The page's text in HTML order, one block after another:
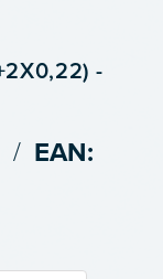
-
/ EAN: